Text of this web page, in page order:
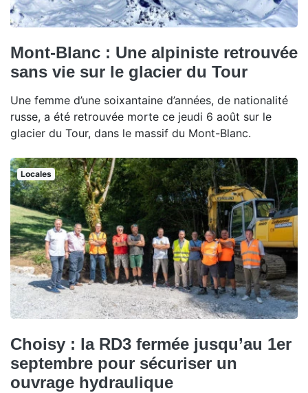
Mont-Blanc : Une alpiniste retrouvée
sans vie sur le glacier du Tour
Une femme d’une soixantaine d’années, de nationalité
russe, a été retrouvée morte ce jeudi 6 août sur le
glacier du Tour, dans le massif du Mont-Blanc.
Locales
Choisy : la RD3 fermée jusqu’au 1er
septembre pour sécuriser un
ouvrage hydraulique